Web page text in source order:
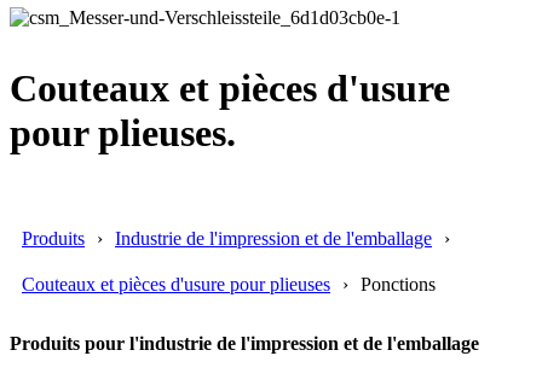
Couteaux et pièces d'usure
pour plieuses.
Produits Industrie de l'impression et de l'emballage
Couteaux et pièces d'usure pour plieuses Ponctions
Produits pour l'industrie de l'impression et de l'emballage